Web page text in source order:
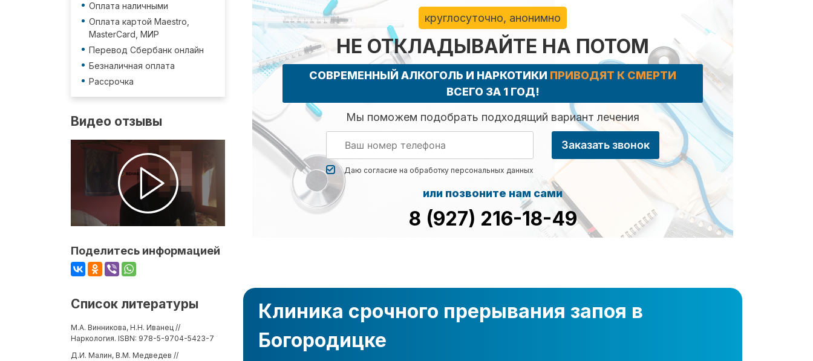
Оплата наличными
Оплата картой Maestro,
MasterCard, МИР
Перевод Сбербанк онлайн
Безналичная оплата
Рассрочка
Видео отзывы
Поделитесь информацией
Список литературы
М.А. Винникова, Н.Н. Иванец //
Наркология. ISBN: 978-5-9704-5423-7
Д.И. Малин, В.М. Медведев //
круглосуточно, анонимно
НЕ ОТКЛАДЫВАЙТЕ НА ПОТОМ
СОВРЕМЕННЫЙ АЛКОГОЛЬ И НАРКОТИКИ ПРИВОДЯТ К СМЕРТИ
ВСЕГО ЗА 1 ГОД!
Мы поможем подобрать подходящий вариант лечения
Даю согласие на обработку персональных данных
Заказать звонок
или позвоните нам сами
8 (927) 216-18-49
Клиника срочного прерывания запоя в
Богородицке